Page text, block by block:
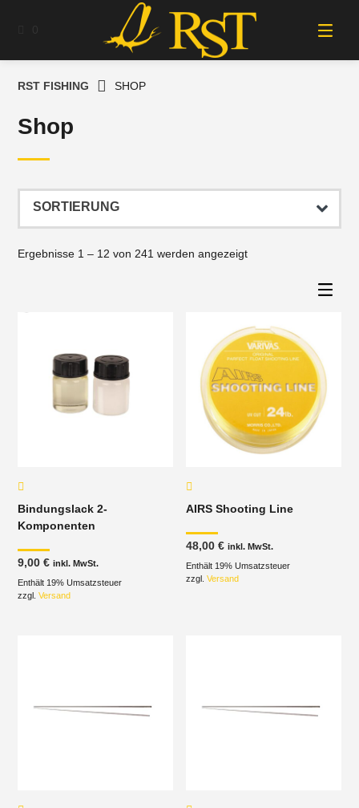
RST FISHING SHOP
Shop
Ergebnisse 1 – 12 von 241 werden angezeigt
Bindungslack 2-
Komponenten
9,00€ inkl. MwSt.
Enthält 19% Umsatzsteuer
zzgl.Versand
AIRS Shooting Line
48,00€ inkl. MwSt.
Enthält 19% Umsatzsteuer
zzgl.Versand